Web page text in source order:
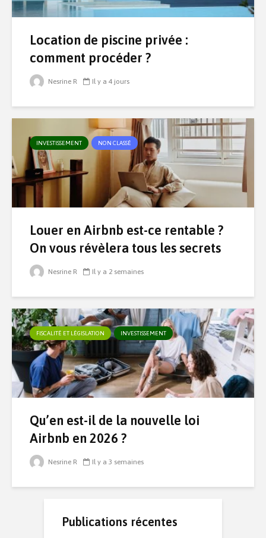
Location de piscine privée :
comment procéder ?
Nesrine R Il y a 4 jours
INVESTISSEMENT NON CLASSÉ
Louer en Airbnb est-ce rentable ?
On vous révèlera tous les secrets
Nesrine R Il y a 2 semaines
FISCALITÉ ET LÉGISLATION INVESTISSEMENT
Qu’en est-il de la nouvelle loi
Airbnb en 2026 ?
Nesrine R Il y a 3 semaines
Publications récentes